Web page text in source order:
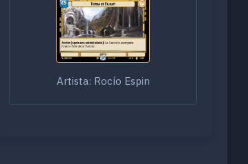
Artista: Rocío Espin